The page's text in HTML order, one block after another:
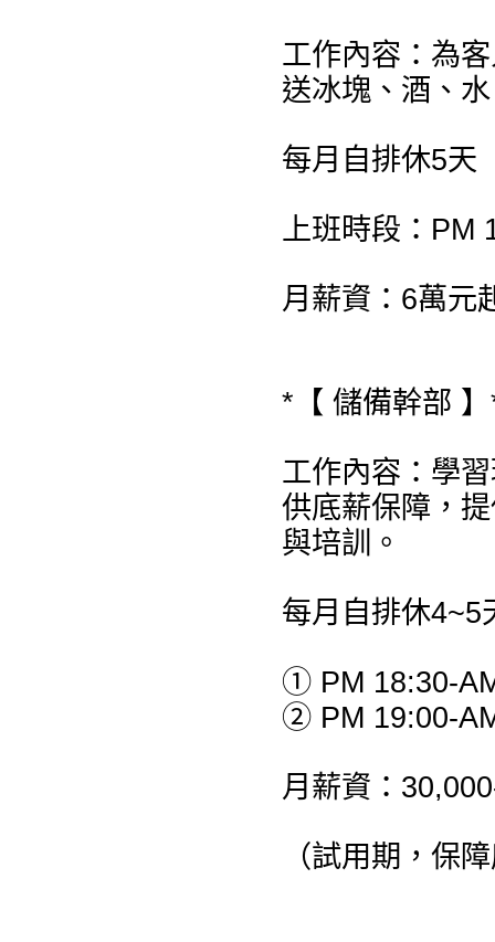
工作內容：為
送冰塊、酒、
每月自排休5天
上班時段：PM
月薪資：6萬元
*【 儲備幹部
工作內容：學
供底薪保障，
與培訓。
每月自排休4~5
① PM 18:30-
② PM 19:00-
月薪資：
（試用期，保